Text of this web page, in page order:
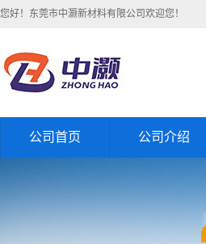
您好！东莞市中灏新材料有限公司欢迎您！
公司首页 公司介绍